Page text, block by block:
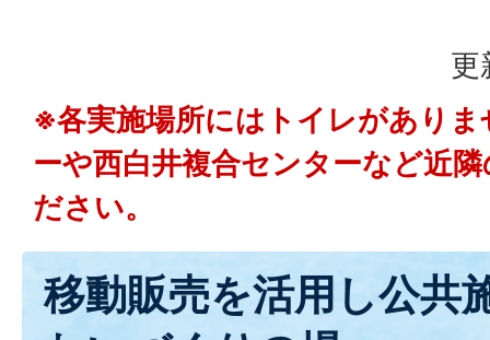
更
※各実施場所にはトイレがあり
ーや西白井複合センターなど近
ださい。
移動販売を活用し公共